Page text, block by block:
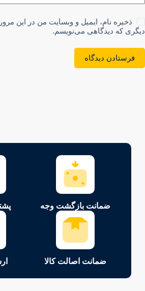
ذخیره نام، ایمیل و وبسایت من در این
دیگری که دیدگاهی می‌نویسم.
فرستادن دیدگاه
ضمانت بازگشت وجه
ضمانت اصالت کالا